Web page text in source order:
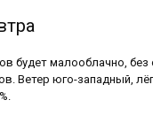
будет малооблачно,
Ветер юго-западный,